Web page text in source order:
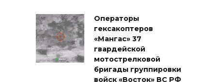
Операторы
гексакоптеров
«Мангас» 37
гвардейской
мотострелковой
бригады группировки
войск «Восток» ВС РФ